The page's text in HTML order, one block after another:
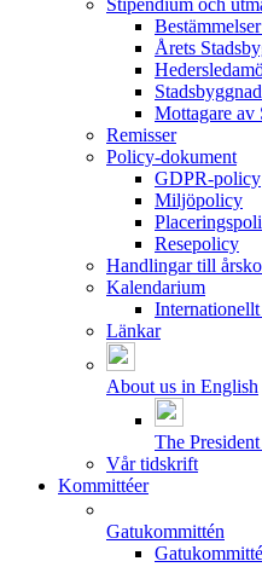
Stipendium och
Årets
Mottagare av
Remisser
Policy-dokument
GDPR-policy
Miljöpolicy
Resepolicy
Handlingar till
Kalendarium
Länkar
About us in English
The
Vår tidskrift
Kommittéer
Gatukommittén